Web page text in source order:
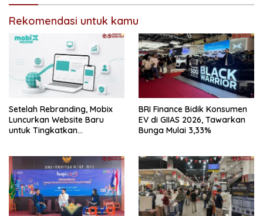
Rekomendasi untuk kamu
Setelah Rebranding, Mobix
Luncurkan Website Baru
untuk Tingkatkan
BRI Finance Bidik Konsumen
EV di GIIAS 2026, Tawarkan
Bunga Mulai 3,33%